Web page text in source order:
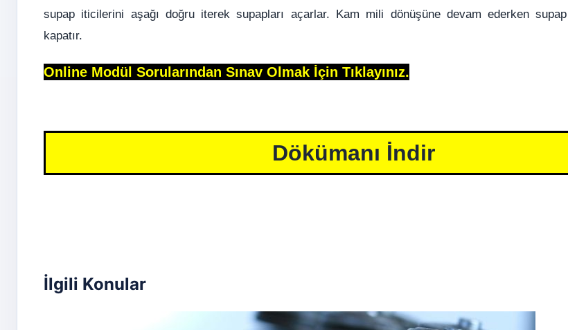
supap iticilerini aşağı doğru iterek supapları açarlar. Kam mili dönüşüne devam ederken supap
kapatır.
Online Modül Sorularından Sınav Olmak İçin Tıklayınız.
Dökümanı İndir
İlgili Konular